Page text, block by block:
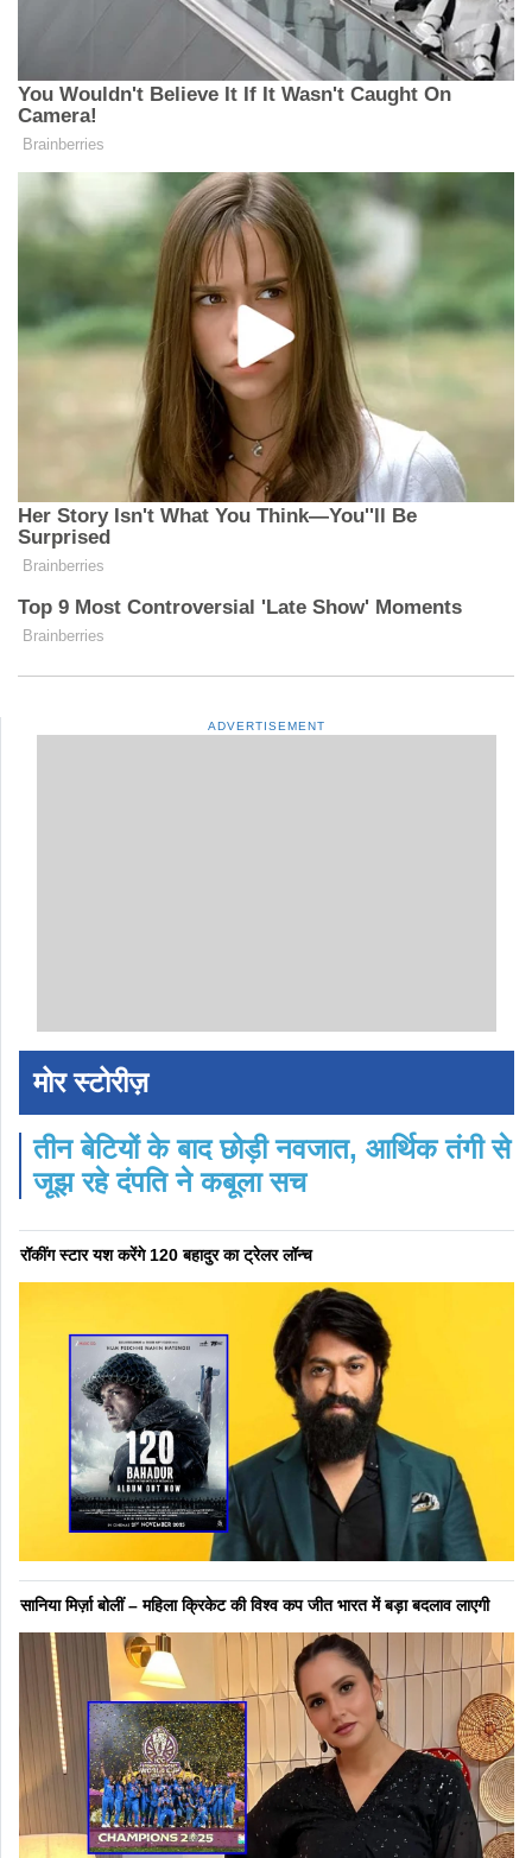
ADVERTISEMENT
मोर स्टोरीज़
तीन बेटियों के बाद छोड़ी नवजात, आर्थिक तंगी से
जूझ रहे दंपति ने कबूला सच
रॉकींग स्टार यश करेंगे 120 बहादुर का ट्रेलर लॉन्च
सानिया मिर्ज़ा बोलीं – महिला क्रिकेट की विश्व कप जीत भारत में बड़ा बदलाव लाएगी